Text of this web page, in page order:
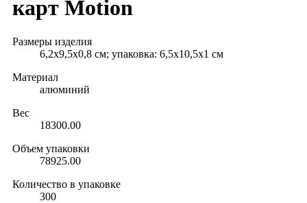
карт Motion
Размеры изделия
6,2x9,5x0,8 см; упаковка: 6,5х10,5х1 см
Материал
алюминий
Вес
18300.00
Объем упаковки
78925.00
Количество в упаковке
300